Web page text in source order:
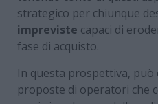
strategico per chiunque
impreviste capaci di
fase di acquisto.
In questa prospettiva,
proposte di operatori che